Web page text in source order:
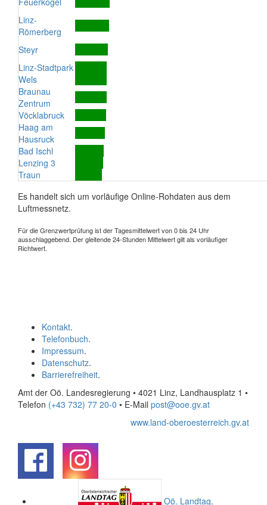
Linz-
Römerberg
Steyr
Linz-Stadtpark
Wels
Braunau
Zentrum
Vöcklabruck
Haag am
Hausruck
Bad Ischl
Lenzing 3
Traun
Es handelt sich um vorläufige Online-Rohdaten aus dem
Luftmessnetz.
Für die Grenzwertprüfung ist der Tagesmittelwert von 0 bis 24 Uhr
ausschlaggebend. Der gleitende 24-Stunden Mittelwert gilt als vorläufiger
Richtwert.
Kontakt.
Telefonbuch.
Impressum.
Datenschutz.
Barrierefreiheit.
Amt der Oö. Landesregierung • 4021 Linz, Landhausplatz 1 •
Telefon (+43 732) 77 20-0 • E-Mail post@ooe.gv.at
www.land-oberoesterreich.gv.at
Oö. Landtag.